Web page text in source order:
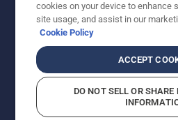
© Husqvarna AB (publ). Alle
den Preisangaben handelt es
Preisempfehlungen in Euro
Preisempfehlungen (inkl.
den direkten Kauf
Cookie-Richtlinie
Vermutete
cookies on your device to enhance
site usage, and assist in our
Cookie Policy
ACCEPT
DO NOT SELL OR SHARE